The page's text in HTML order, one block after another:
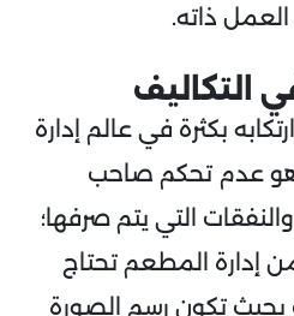
ذاته.
التكاليف
بكثرة في عالم إدارة
هو عدم تحكم صاحب
التي يتم صرفها؛
إدارة المطعم تحتاج
بحيث تكون رسم الصورة